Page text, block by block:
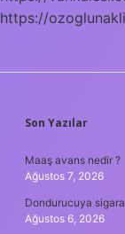
https://
Son Yazılar
Maaş avans nedir ?
Ağustos 7, 2026
Dondurucuya
Ağustos 6, 2026